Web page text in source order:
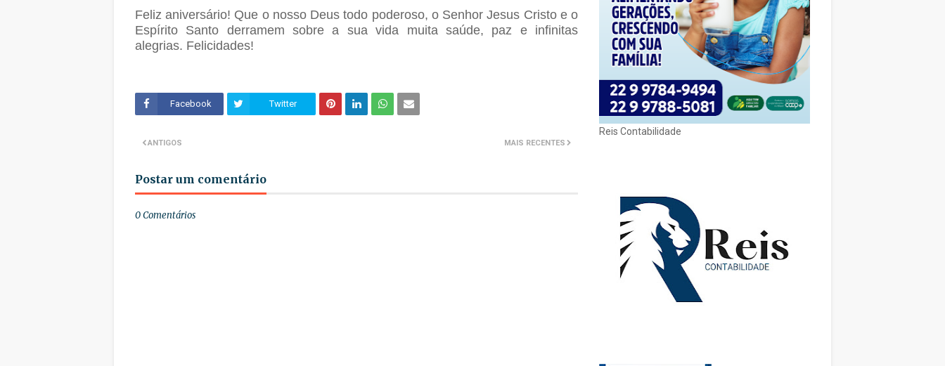
Feliz aniversário! Que o nosso Deus todo poderoso, o Senhor Jesus Cristo e o
Espírito Santo derramem sobre a sua vida muita saúde, paz e infinitas
alegrias. Felicidades!
Facebook Twitter
MAIS RECENTES
ANTIGOS
Postar um comentário
0 Comentários
Reis Contabilidade